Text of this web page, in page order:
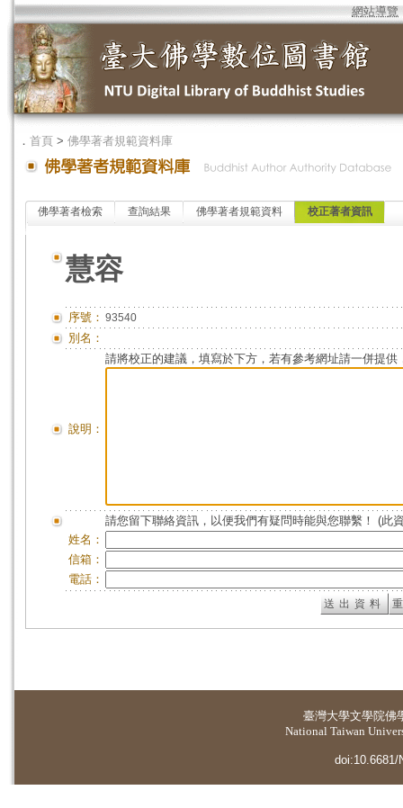
網站導覽
． 首頁 > 佛學著者規範資料庫
佛學著者檢索 查詢結果 佛學著者規範資料 校正著者資訊
慧容
序號： 93540
別名：
說明：
請將校正的建議，填寫於下方，若有參考網址請一併提供
請您留下聯絡資訊，以便我們有疑問時能與您聯繫！ (此
姓名：
信箱：
電話：
臺灣大學文學院佛
National Taiwan
doi:10.6681/